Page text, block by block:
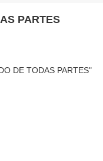
PARTES